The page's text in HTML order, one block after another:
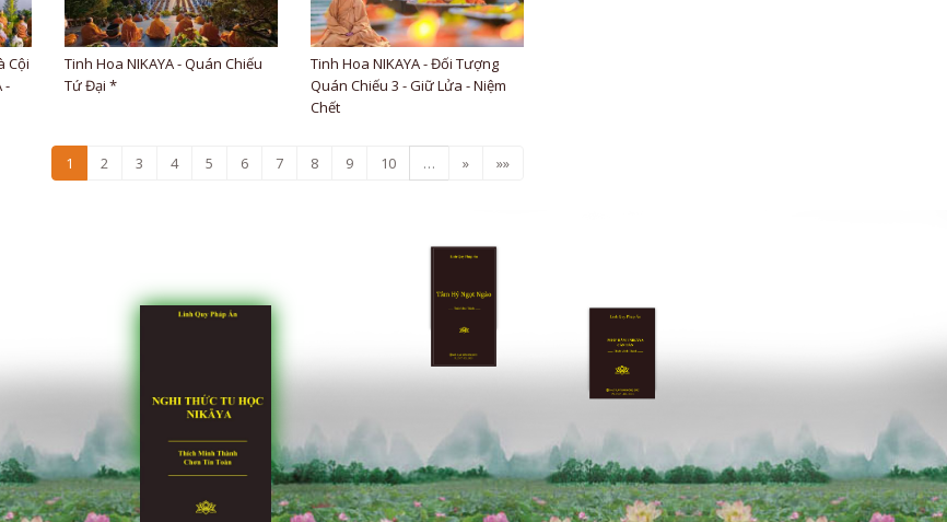
Cội
-
Tinh Hoa NIKAYA - Quán Chiếu
Tứ Đại *
Tinh Hoa NIKAYA - Đối Tượng
Quán Chiếu 3 - Giữ Lửa - Niệm
Chết
1 2 3 4 5 6 7 8 9 10 … » »»